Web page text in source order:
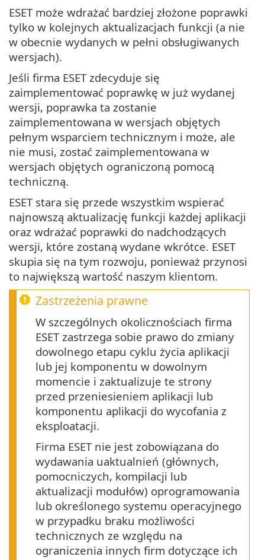
ESET może wdrażać bardziej złożone poprawki
tylko w kolejnych aktualizacjach funkcji (a nie
w obecnie wydanych w pełni obsługiwanych
wersjach).
Jeśli firma ESET zdecyduje się
zaimplementować poprawkę w już wydanej
wersji, poprawka ta zostanie
zaimplementowana w wersjach objętych
pełnym wsparciem technicznym i może, ale
nie musi, zostać zaimplementowana w
wersjach objętych ograniczoną pomocą
techniczną.
ESET stara się przede wszystkim wspierać
najnowszą aktualizację funkcji każdej aplikacji
oraz wdrażać poprawki do nadchodzących
wersji, które zostaną wydane wkrótce. ESET
skupia się na tym rozwoju, ponieważ przynosi
to największą wartość naszym klientom.
Zastrzeżenia prawne
W szczególnych okolicznościach firma
ESET zastrzega sobie prawo do zmiany
dowolnego etapu cyklu życia aplikacji
lub jej komponentu w dowolnym
momencie i zaktualizuje te strony
przed przeniesieniem aplikacji lub
komponentu aplikacji do wycofania z
eksploatacji.
Firma ESET nie jest zobowiązana do
wydawania uaktualnień (głównych,
pomocniczych, kompilacji lub
aktualizacji modułów) oprogramowania
lub określonego systemu operacyjnego
w przypadku braku możliwości
technicznych ze względu na
ograniczenia innych firm dotyczące ich